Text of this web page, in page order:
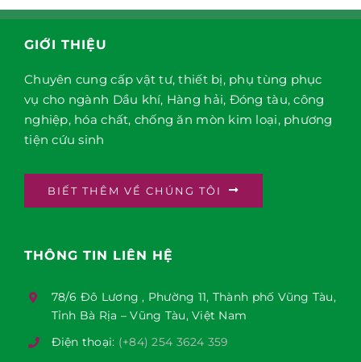
GIỚI THIỆU
Chuyên cung cấp vật tư, thiết bị, phụ tùng phục
vụ cho ngành Dầu khí, Hàng hải, Đóng tàu, công
nghiệp, hóa chất, chống ăn mòn kim loại, phương
tiện cứu sinh
BIẾT THÊM VỀ CHÚNG TÔI
THÔNG TIN LIÊN HỆ
78/6 Đô Lương , Phường 11, Thành phố Vũng Tàu,
Tỉnh Bà Rịa – Vũng Tàu, Việt Nam
Điện thoại: (+84) 254 3624 359